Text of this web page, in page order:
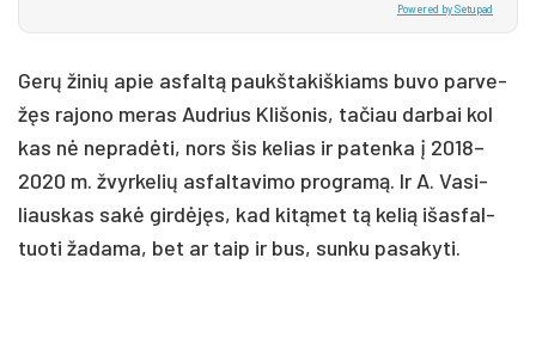
Powered by Setupad
Ge­rų ži­nių apie as­fal­tą paukš­ta­kiš­kiams bu­vo par­ve­
žęs ra­jo­no me­ras Aud­rius Kli­šo­nis, ta­čiau dar­bai kol
kas nė ne­pra­dė­ti, nors šis ke­lias ir pa­ten­ka į 2018–
2020 m. žvyr­ke­lių as­fal­ta­vi­mo pro­gra­mą. Ir A. Va­si­
liaus­kas sa­kė gir­dė­jęs, kad ki­tą­met tą ke­lią išas­fal­
tuo­ti ža­da­ma, bet ar taip ir bus, sun­ku pa­sa­ky­ti.